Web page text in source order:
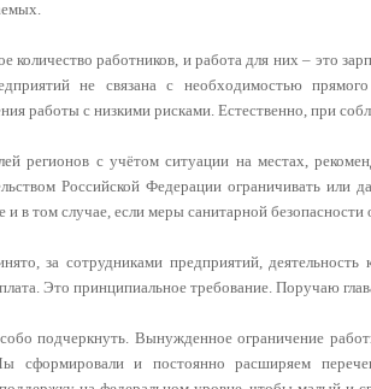
количество работников, и работа для них – это
не связана с необходимостью
работы с низкими рисками. Естественно, при
регионов с учётом ситуации на местах,
Российской Федерации ограничивать или
и в том случае, если меры санитарной
за сотрудниками предприятий,
Это принципиальное требование. Поручаю
подчеркнуть. Вынужденное ограничение
сформировали и постоянно расширяем